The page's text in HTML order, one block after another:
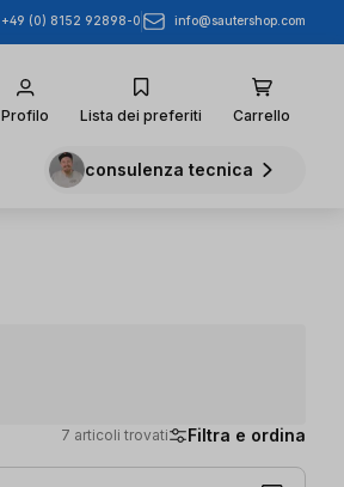
+49 (0) 8152 92898-0 info@sautershop.com
Profilo Lista dei preferiti Carrello
consulenza tecnica
7 articoli trovati Filtra e ordina